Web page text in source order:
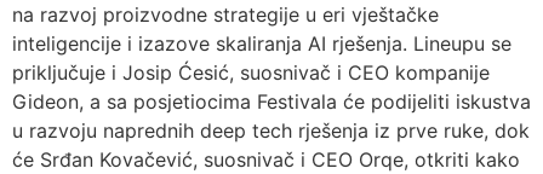
na razvoj proizvodne strategije u eri vještačke
inteligencije i izazove skaliranja AI rješenja. Lineupu se
priključuje i Josip Ćesić, suosnivač i CEO kompanije
Gideon, a sa posjetiocima Festivala će podijeliti iskustva
u razvoju naprednih deep tech rješenja iz prve ruke, dok
će Srđan Kovačević, suosnivač i CEO Orqe, otkriti kako